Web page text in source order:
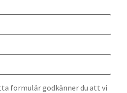
formulär godkänner du att vi